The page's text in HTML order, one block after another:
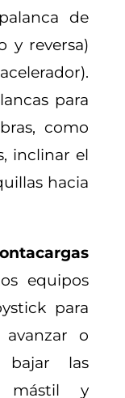
de
y reversa)
para
como
inclinar el
hacia
equipos
para
avanzar o
bajar las
mástil y